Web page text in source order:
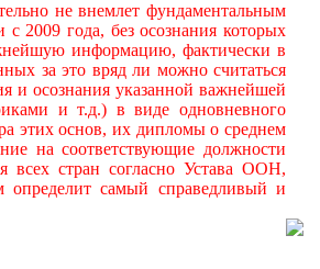
не внемлет фундаментальным
2009 года, без осознания которых
информацию, фактически в
за это вряд ли можно считаться
и осознания указанной важнейшей
и т.д.) в виде одновневного
этих основ, их дипломы о среднем
на соответствующие должности
всех стран согласно Устава ООН,
определит самый справедливый и